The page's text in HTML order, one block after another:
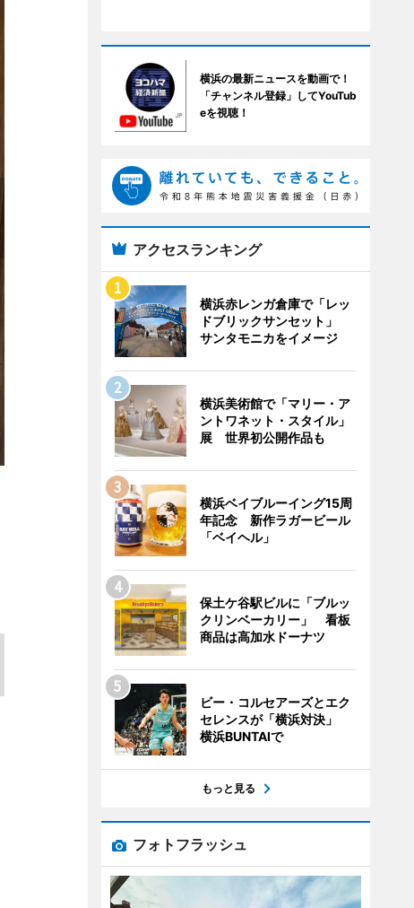
横浜の最新ニュースを動画で！
「チャンネル登録」してYouTub
eを視聴！
アクセスランキング
横浜赤レンガ倉庫で「レッ
ドブリックサンセット」
サンタモニカをイメージ
横浜美術館で「マリー・ア
ントワネット・スタイル」
展 世界初公開作品も
横浜ベイブルーイング15周
年記念 新作ラガービール
「ベイヘル」
保土ケ谷駅ビルに「ブルッ
クリンベーカリー」 看板
商品は高加水ドーナツ
ビー・コルセアーズとエク
セレンスが「横浜対決」
横浜BUNTAIで
もっと見る
フォトフラッシュ